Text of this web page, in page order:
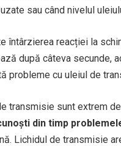
sau când nivelul
întârzierea reacției la
după câteva secunde,
probleme cu uleiul de
transmisie sunt extrem
din timp
Lichidul de transmisie